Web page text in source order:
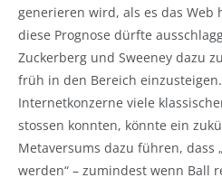
generieren wird, als es das Web
diese Prognose dürfte
Zuckerberg und Sweeney dazu
früh in den Bereich
Internetkonzerne viele
stossen konnten, könnte ein
Metaversums dazu führen, dass
werden“ – zumindest wenn Ball